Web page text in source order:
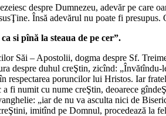
despre Dumnezeu, adevăr pe
Însă adevărul nu poate fi presupus.
si pînă la steaua de pe cer”.
Săi – Apostolii, dogma despre Sf.
despre duhul creŞtin, zicînd:
respectarea poruncilor lui Hristos. Iar
fi numit cu nume creŞtin, deoarece
„iar de nu va asculta nici de
imitînd pe Domnul, procedează la